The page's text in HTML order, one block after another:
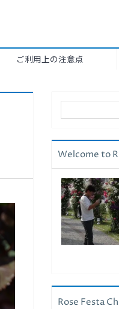
ご利用上の注意点
Welcome to
Rose Festa